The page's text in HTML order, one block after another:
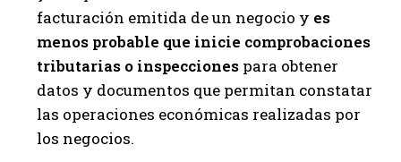
facturación emitida de un negocio y es
menos probable que inicie comprobaciones
tributarias o inspecciones para obtener
datos y documentos que permitan constatar
las operaciones económicas realizadas por
los negocios.